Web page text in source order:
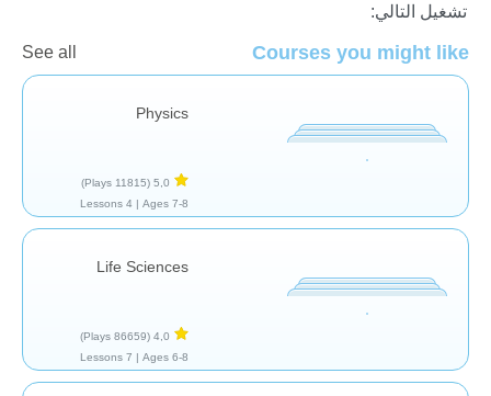
تشغيل التالي:
Courses you might like
See all
Physics
5,0
(11815 Plays)
Ages 7-8 |
4 Lessons
Life Sciences
4,0
(86659 Plays)
Ages 6-8 |
7 Lessons